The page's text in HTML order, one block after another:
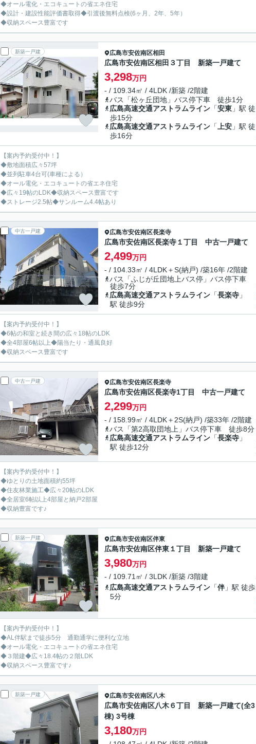
◆オール電化・エコキュートの省エネ住宅
◆設計・建設性能評価書取得◆引渡後無料点検(6ヶ月、2年、5年）
◆収納スペース豊富です
新築一戸建 広島市安佐南区相田
広島市安佐南区相田３丁目 新築一戸建て
3,298万円
- / 109.34㎡ / 4LDK /新築 /2階建
バス「松ヶ丘団地」バス停下車 徒歩1分
広島高速交通アストラムライン 「安東 」駅 徒
歩15分
広島高速交通アストラムライン 「 上安 」駅 徒
歩16分
【案内予約受付中！】
◆敷地面積広々57坪
◆並列駐車4台可(車種による）
◆オール電化・エコキュートの省エネ住宅
◆広々19帖のLDK◆収納スペース豊富です
◆ストレージ2.5帖◆サンルーム4.4帖あり
中古一戸建 広島市安佐南区長楽寺
広島市安佐南区長楽寺１丁目 中古一戸建て
2,499万円
- / 104.33㎡ / 4LDK＋S(納戸) /築16年 /2階建
バス「ふじが丘団地上バス停」バス停下車
徒歩7分
広島高速交通アストラムライン 「長楽寺 」
駅 徒歩9分
【案内予約受付中！】
◆6帖の和室と続き間の広々18帖のLDK
◆全4部屋6帖以上◆陽当たり・通風良好
◆収納スペース豊富です
中古一戸建 広島市安佐南区長楽寺
広島市安佐南区長楽寺1丁目 中古一戸建て
2,299万円
- / 158.99㎡ / 4LDK＋2S(納戸) /築33年 /2階建
バス「第2高取団地上」バス停下車 徒歩8分
広島高速交通アストラムライン 「長楽寺 」
駅 徒歩12分
【案内予約受付中！】
◆ゆとりの土地面積約55坪
◆住友林業施工◆広々20帖のLDK
◆全居室6帖以上4部屋と納戸2部屋
◆収納豊富です♪
新築一戸建 広島市安佐南区伴東
広島市安佐南区伴東１丁目 新築一戸建て
3,980万円
- / 109.71㎡ / 3LDK /新築 /3階建
広島高速交通アストラムライン 「伴」駅 徒歩
5分
【案内予約受付中！】
◆AL伴駅まで徒歩5分 通勤通学に便利な立地
◆オール電化・エコキュートの省エネ住宅
◆３階建◆広々18.4帖の２階LDK
◆収納スペース豊富です♪
新築一戸建 広島市安佐南区八木
広島市安佐南区八木６丁目 新築一戸建て(全3
棟) 3号棟
3,180万円